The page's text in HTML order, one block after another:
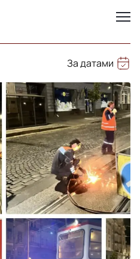
За датами